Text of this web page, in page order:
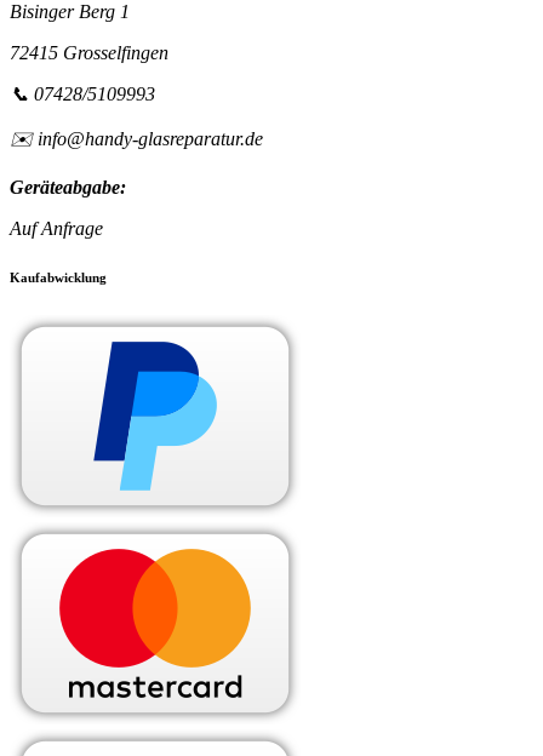
Bisinger Berg 1
72415 Grosselfingen
📞 07428/5109993
✉️ info@handy-glasreparatur.de
Geräteabgabe:
Auf Anfrage
Kaufabwicklung